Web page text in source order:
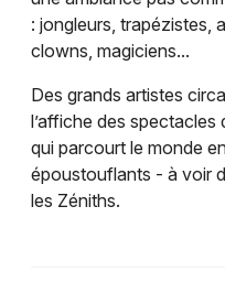
: jongleurs, trapézistes,
clowns, magiciens...
Des grands artistes
l’affiche des spectacles
qui parcourt le monde
époustouflants - à voir
les Zéniths.